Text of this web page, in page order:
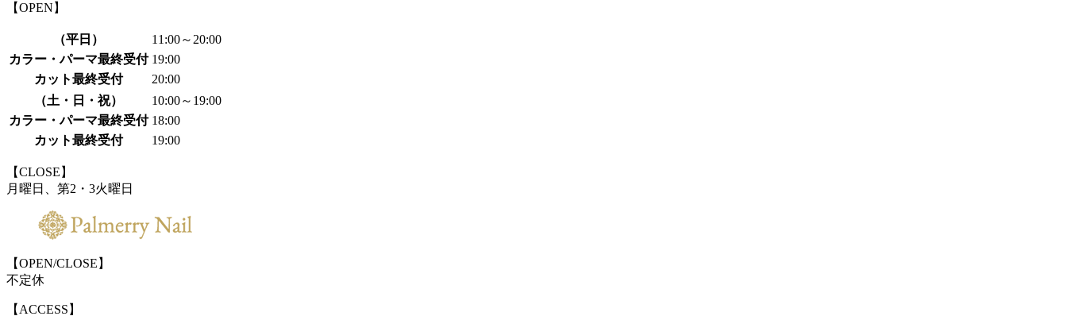
【OPEN】
（平日）
11:00～20:00
カラー・パーマ最終受付 19:00
カット最終受付
20:00
（土・日・祝）
10:00～19:00
カラー・パーマ最終受付 18:00
カット最終受付
19:00
【CLOSE】
月曜日、第2・3火曜日
【OPEN/CLOSE】
不定休
【ACCESS】